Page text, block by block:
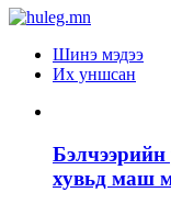
Шинэ мэдээ
Их уншсан
хувьд маш